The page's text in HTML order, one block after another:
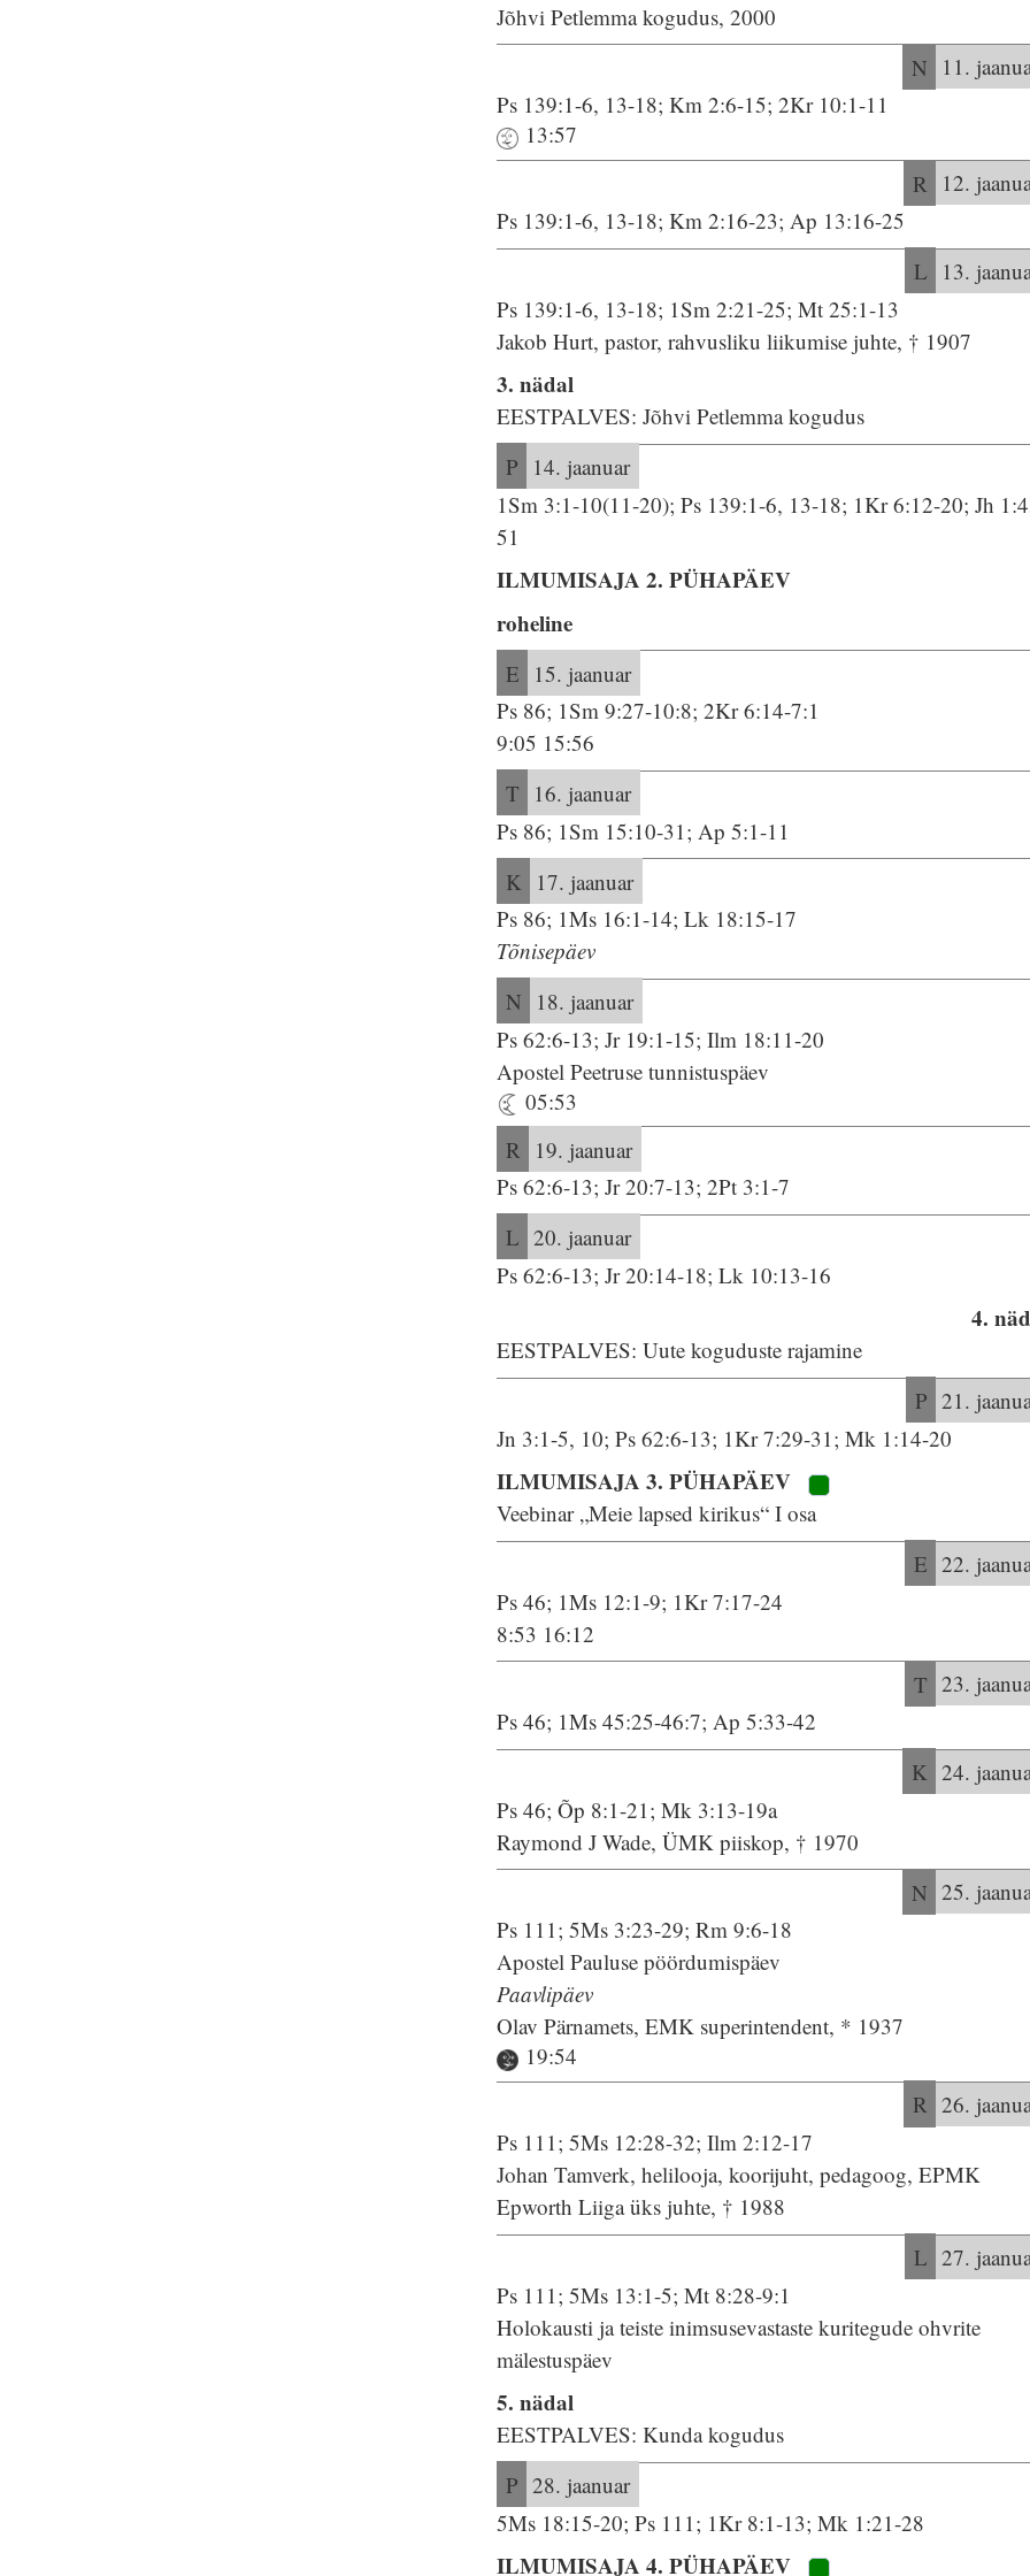
Jõhvi Petlemma kogudus, 2000
N 11.
Ps 139:1-6, 13-18; Km 2:6-15; 2Kr 10:1-11
13:57
R
12.
Ps 139:1-6, 13-18; Km 2:16-23; Ap 13:16-25
L 13.
Ps 139:1-6, 13-18; 1Sm 2:21-25; Mt 25:1-13
Jakob Hurt, pastor, rahvusliku liikumise juhte, † 1907
3. nädal
EESTPALVES: Jõhvi Petlemma kogudus
P 14. jaanuar
1Sm 3:1-10(11-20); Ps 139:1-6, 13-18; 1Kr 6:12-20; Jh
51
ILMUMISAJA 2. PÜHAPÄEV
roheline
E 15. jaanuar
Ps 86; 1Sm 9:27-10:8; 2Kr 6:14-7:1
9:05 15:56
T 16. jaanuar
Ps 86; 1Sm 15:10-31; Ap 5:1-11
K 17. jaanuar
Ps 86; 1Ms 16:1-14; Lk 18:15-17
Tõnisepäev
N 18. jaanuar
Ps 62:6-13; Jr 19:1-15; Ilm 18:11-20
Apostel Peetruse tunnistuspäev
05:53
R
19. jaanuar
Ps 62:6-13; Jr 20:7-13; 2Pt 3:1-7
L 20. jaanuar
Ps 62:6-13; Jr 20:14-18; Lk 10:13-16
4.
EESTPALVES: Uute koguduste rajamine
P 21.
Jn 3:1-5, 10; Ps 62:6-13; 1Kr 7:29-31; Mk 1:14-20
ILMUMISAJA 3. PÜHAPÄEV
Veebinar „Meie lapsed kirikus“ I osa
E 22.
Ps 46; 1Ms 12:1-9; 1Kr 7:17-24
8:53 16:12
T 23.
Ps 46; 1Ms 45:25-46:7; Ap 5:33-42
K 24.
Ps 46; Õp 8:1-21; Mk 3:13-19a
Raymond J Wade, ÜMK piiskop, † 1970
N 25.
Ps 111; 5Ms 3:23-29; Rm 9:6-18
Apostel Pauluse pöördumispäev
Paavlipäev
Olav Pärnamets, EMK superintendent, * 1937
19:54
R 26.
Ps 111; 5Ms 12:28-32; Ilm 2:12-17
Johan Tamverk, helilooja, koorijuht, pedagoog, EPMK
Epworth Liiga üks juhte, † 1988
L 27.
Ps 111; 5Ms 13:1-5; Mt 8:28-9:1
Holokausti ja teiste inimsusevastaste kuritegude ohvrite
mälestuspäev
5. nädal
EESTPALVES: Kunda kogudus
P 28. jaanuar
5Ms 18:15-20; Ps 111; 1Kr 8:1-13; Mk 1:21-28
ILMUMISAJA 4. PÜHAPÄEV